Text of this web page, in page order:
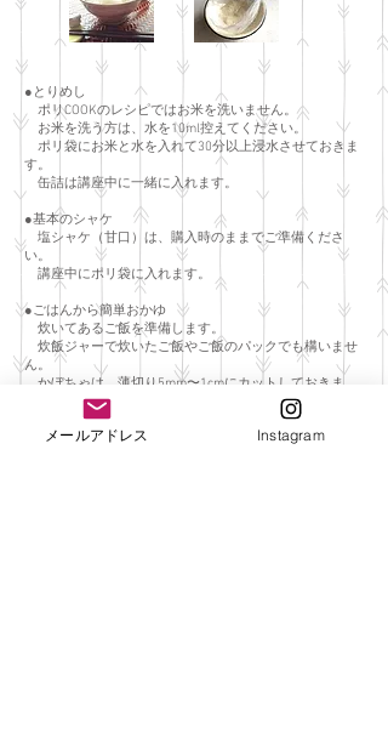
●とりめし
ポリCOOKのレシピではお米を洗いません。
お米を洗う方は、水を10ml控えてください。
ポリ袋にお米と水を入れて30分以上浸水させておきま
す。
缶詰は講座中に一緒に入れます。
●基本のシャケ
塩シャケ（甘口）は、購入時のままでご準備くださ
い。
講座中にポリ袋に入れます。
●ごはんから簡単おかゆ
炊いてあるご飯を準備します。
炊飯ジャーで炊いたご飯やご飯のパックでも構いませ
ん。
かぼちゃは、薄切り5mm〜1cmにカットしておきま
●乾物の味噌汁
メールアドレス Instagram